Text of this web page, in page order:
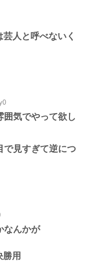
人と呼べないく
囲気でやって欲し
で見すぎて逆につ
なんかが
用